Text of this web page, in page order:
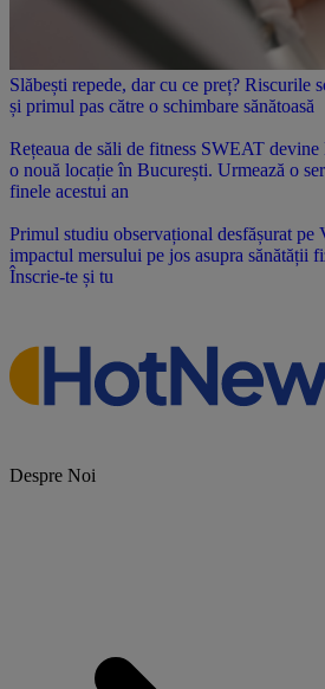
Slăbești repede, dar cu ce preț? Riscurile
și primul pas către o schimbare sănătoasă
Rețeaua de săli de fitness SWEAT
o nouă locație în București. Urmează o
finele acestui an
Primul studiu observațional desfășurat pe
impactul mersului pe jos asupra sănătății
Înscrie-te și tu
Despre Noi